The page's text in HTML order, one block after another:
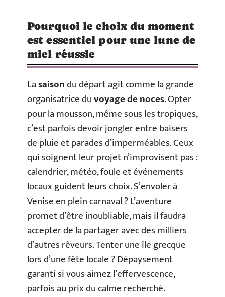
Pourquoi le choix du moment
est essentiel pour une lune de
miel réussie
Lasaisondu départ agit comme la grande
organisatrice duvoyage de noces. Opter
pour la mousson, même sous les tropiques,
c’est parfois devoir jongler entre baisers
de pluie et parades d’imperméables. Ceux
qui soignent leur projet n’improvisent pas :
calendrier, météo, foule et événements
locaux guident leurs choix. S’envoler à
Venise en plein carnaval ? L’aventure
promet d’être inoubliable, mais il faudra
accepter de la partager avec des milliers
d’autres rêveurs. Tenter une île grecque
lors d’une fête locale ? Dépaysement
garanti si vous aimez l’effervescence,
parfois au prix du calme recherché.